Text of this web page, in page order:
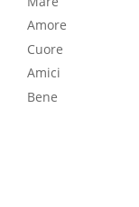
Amore
Cuore
Amici
Bene